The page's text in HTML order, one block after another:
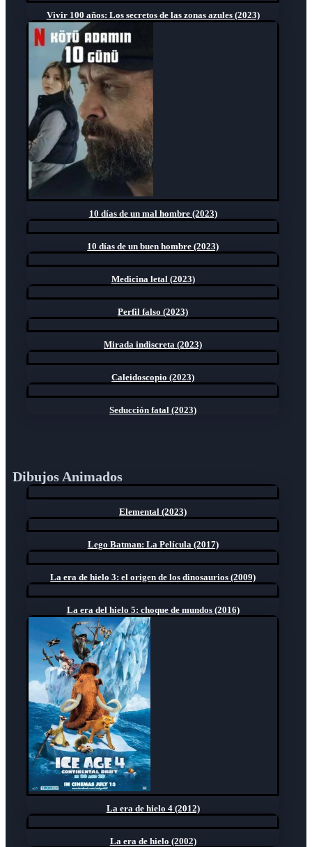
Vivir 100 años: Los secretos de las zonas azules (2023)
10 días de un mal hombre (2023)
10 días de un buen hombre (2023)
Medicina letal (2023)
Perfil falso (2023)
Mirada indiscreta (2023)
Caleidoscopio (2023)
Seducción fatal (2023)
Dibujos Animados
Elemental (2023)
Lego Batman: La Película (2017)
La era de hielo 3: el origen de los dinosaurios (2009)
La era del hielo 5: choque de mundos (2016)
La era de hielo 4 (2012)
La era de hielo (2002)